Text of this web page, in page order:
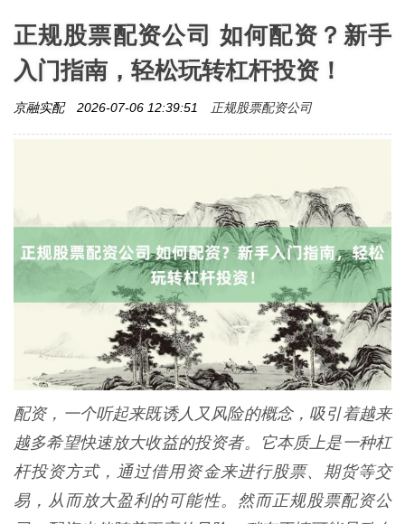
正规股票配资公司 如何配资？新手
入门指南，轻松玩转杠杆投资！
京融实配 2026-07-06 12:39:51 正规股票配资公司
配资，一个听起来既诱人又风险的概念，吸引着越来
越多希望快速放大收益的投资者。它本质上是一种杠
杆投资方式，通过借用资金来进行股票、期货等交
易，从而放大盈利的可能性。然而正规股票配资公